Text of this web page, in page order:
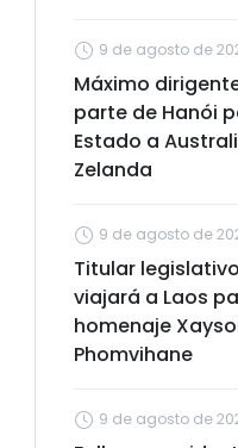
9 de agosto de
Máximo
parte de Hanói
Estado a
Zelanda
9 de agosto de
Titular
viajará a Laos
homenaje
Phomvihane
9 de agosto de